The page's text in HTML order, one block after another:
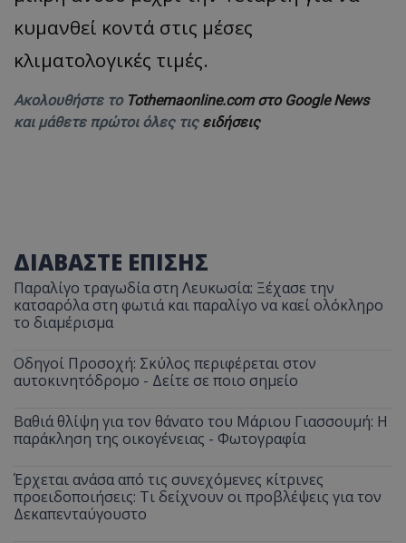
κυμανθεί κοντά στις μέσες
κλιματολογικές τιμές.
Ακολουθήστε το Tothemaonline.com στο Google News
και μάθετε πρώτοι όλες τις ειδήσεις
ΔΙΑΒΑΣΤΕ ΕΠΙΣΗΣ
Παραλίγο τραγωδία στη Λευκωσία: Ξέχασε την
κατσαρόλα στη φωτιά και παραλίγο να καεί ολόκληρο
το διαμέρισμα
Οδηγοί Προσοχή: Σκύλος περιφέρεται στον
αυτοκινητόδρομο - Δείτε σε ποιο σημείο
Βαθιά θλίψη για τον θάνατο του Μάριου Γιασσουμή: Η
παράκληση της οικογένειας - Φωτογραφία
Έρχεται ανάσα από τις συνεχόμενες κίτρινες
προειδοποιήσεις: Τι δείχνουν οι προβλέψεις για τον
Δεκαπενταύγουστο